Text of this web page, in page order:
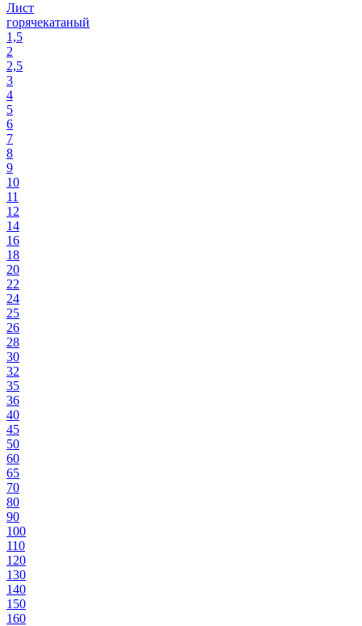
Лист
горячекатаный
1,5
2
2,5
3
4
5
6
7
8
9
10
11
12
14
16
18
20
22
24
25
26
28
30
32
35
36
40
45
50
60
65
70
80
90
100
110
120
130
140
150
160